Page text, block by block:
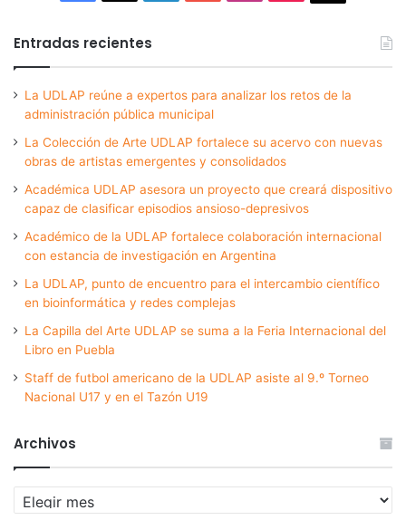
Entradas recientes
La UDLAP reúne a expertos para analizar los retos de la
administración pública municipal
La Colección de Arte UDLAP fortalece su acervo con nuevas
obras de artistas emergentes y consolidados
Académica UDLAP asesora un proyecto que creará dispositivo
capaz de clasificar episodios ansioso-depresivos
Académico de la UDLAP fortalece colaboración internacional
con estancia de investigación en Argentina
La UDLAP, punto de encuentro para el intercambio científico
en bioinformática y redes complejas
La Capilla del Arte UDLAP se suma a la Feria Internacional del
Libro en Puebla
Staff de futbol americano de la UDLAP asiste al 9.º Torneo
Nacional U17 y en el Tazón U19
Archivos
Archivos